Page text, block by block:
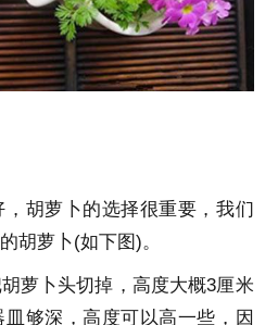
胡萝卜的选择很重要，我们
胡萝卜(如下图)。
萝卜头切掉，高度大概3厘米
够深，高度可以高一些，因